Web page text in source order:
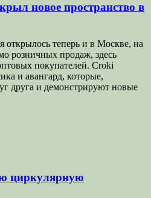
новое пространство в
открылось теперь и в Москве, на
розничных продаж, здесь
покупателей. Croki
и авангард, которые,
друга и демонстрируют новые
циркулярную